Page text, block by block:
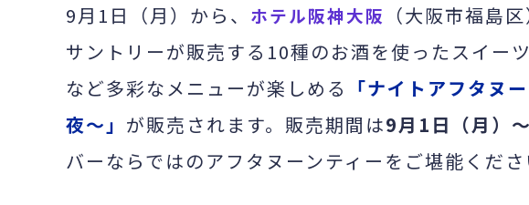
9月1日（月）から、 ホテル阪神大阪 （大阪市福島区
サントリーが販売する10種のお酒を使ったスイー
など多彩なメニューが楽しめる 「ナイトアフタヌ
夜～」 が販売されます。販売期間は9月1日（月）
バーならではのアフタヌーンティーをご堪能くださ